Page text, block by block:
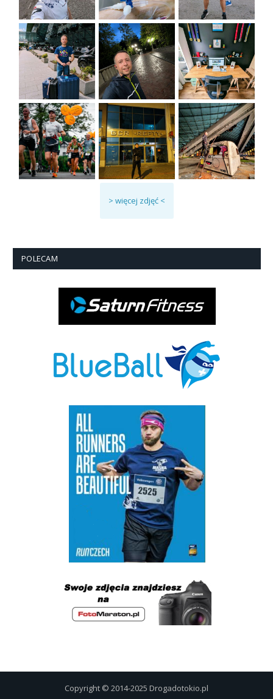
> więcej zdjęć <
POLECAM
Copyright © 2014-2025 Drogadotokio.pl